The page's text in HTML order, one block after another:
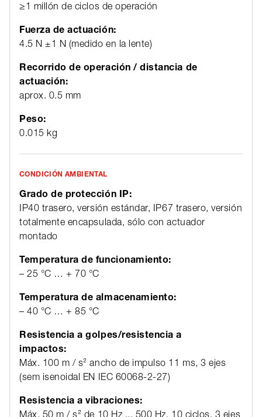
≥1 millón de ciclos de operación
Fuerza de actuación:
4.5 N ±1 N (medido en la lente)
Recorrido de operación / distancia de
actuación:
aprox. 0.5 mm
Peso:
0.015 kg
CONDICIÓN AMBIENTAL
Grado de protección IP:
IP40 trasero, versión estándar, IP67 trasero, versión
totalmente encapsulada, sólo con actuador
montado
Temperatura de funcionamiento:
– 25 °C … + 70 °C
Temperatura de almacenamiento:
– 40 °C … + 85 °C
Resistencia a golpes/resistencia a
impactos:
Máx. 100 m / s² ancho de impulso 11 ms, 3 ejes
(sem isenoidal EN IEC 60068-2-27)
Resistencia a vibraciones:
Máx. 50 m / s² de 10 Hz ... 500 Hz, 10 ciclos, 3 ejes